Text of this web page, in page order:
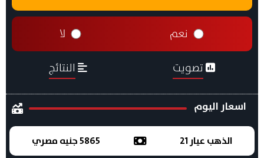
نعم لا
تصويت النتائج
اسعار اليوم
الذهب عيار 21 5865 جنيه مصري